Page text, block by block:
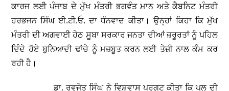
ਕਾਰਜ ਲਈ ਪੰਜਾਬ ਦੇ ਮੁੱਖ ਮੰਤਰੀ ਭਗਵੰਤ ਮਾਨ ਅਤੇ ਕੈਬਨਿਟ ਮੰਤਰੀ
ਹਰਭਜਨ ਸਿੰਘ ਈ.ਟੀ.ਓ. ਦਾ ਧੰਨਵਾਦ ਕੀਤਾ। ਉਨ੍ਹਾਂ ਕਿਹਾ ਕਿ ਮੁੱਖ
ਮੰਤਰੀ ਦੀ ਅਗਵਾਈ ਹੇਠ ਸੂਬਾ ਸਰਕਾਰ ਜਨਤਾ ਦੀਆਂ ਜ਼ਰੂਰਤਾਂ ਨੂੰ ਪਹਿਲ
ਦਿੰਦੇ ਹੋਏ ਬੁਨਿਆਦੀ ਢਾਂਚੇ ਨੂੰ ਮਜ਼ਬੂਤ ਕਰਨ ਲਈ ਤੇਜ਼ੀ ਨਾਲ ਕੰਮ ਕਰ
ਰਹੀ ਹੈ।
ਡਾ. ਰਵਜੋਤ ਸਿੰਘ ਨੇ ਵਿਸ਼ਵਾਸ ਪ੍ਰਗਟ ਕੀਤਾ ਕਿ ਪੁਲ ਦੀ